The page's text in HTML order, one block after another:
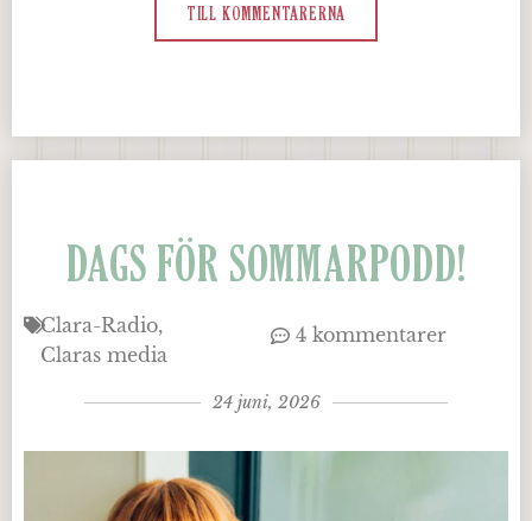
TILL KOMMENTARERNA
DAGS FÖR SOMMARPODD!
Clara-Radio
Claras media
4 kommentarer
24 juni, 2026